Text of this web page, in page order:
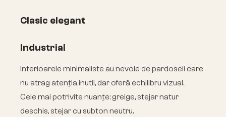
Clasic elegant
Industrial
Interioarele minimaliste au nevoie de pardoseli care
nu atrag atenția inutil, dar oferă echilibru vizual.
Cele mai potrivite nuanțe: greige, stejar natur
deschis, stejar cu subton neutru.